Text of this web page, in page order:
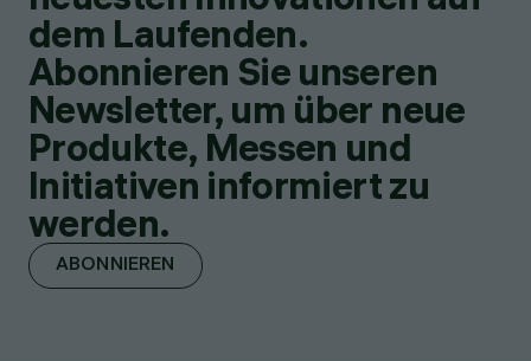
dem Laufenden.
Abonnieren Sie unseren
Newsletter, um über neue
Produkte, Messen und
Initiativen informiert zu
werden.
ABONNIEREN